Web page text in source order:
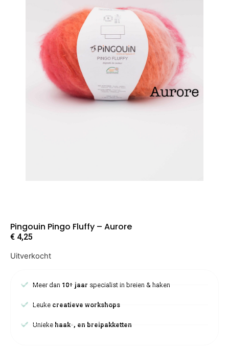
Pingouin Pingo Fluffy – Aurore
€ 4,25
Uitverkocht
Meer dan 10+ jaar specialist in breien & haken
Leuke creatieve workshops
Uniekehaak-, en breipakketten